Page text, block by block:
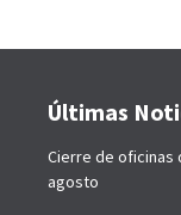
Últimas
Cierre de oficinas
agosto